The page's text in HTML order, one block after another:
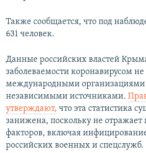
Также сообщается, что под
631 человек.
Данные российских властей
заболеваемости коронавирусом
международными
независимыми источниками.
утверждают, что эта статистика
занижена, поскольку не
факторов, включая
российских военных и спецслужб.